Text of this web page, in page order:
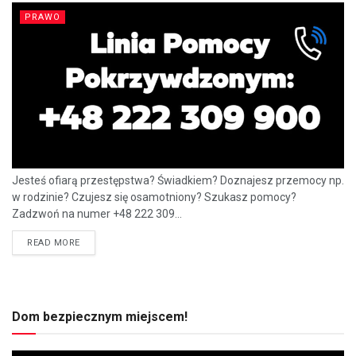
PRAWO
Jesteś ofiarą przestępstwa? Świadkiem? Doznajesz przemocy np.
w rodzinie? Czujesz się osamotniony? Szukasz pomocy?
Zadzwoń na numer +48 222 309...
READ MORE
Dom bezpiecznym miejscem!